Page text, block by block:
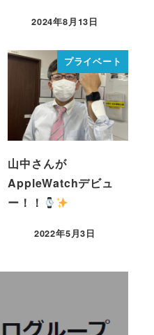
2024年8月13日
プライベート
山中さんが
AppleWatchデビュ
ー！！
2022年5月3日